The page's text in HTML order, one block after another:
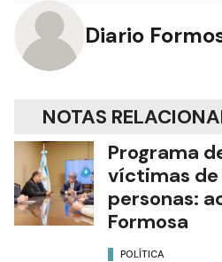
Diario
NOTAS
Programa
víctimas
personas:
Formosa
POLÍTICA